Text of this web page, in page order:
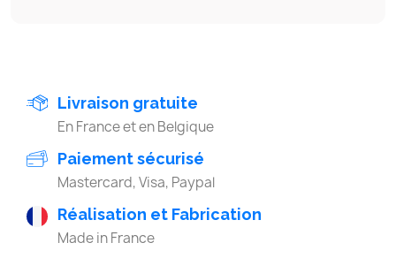
Livraison gratuite
En France et en Belgique
Paiement sécurisé
Mastercard, Visa, Paypal
Réalisation et Fabrication
Made in France